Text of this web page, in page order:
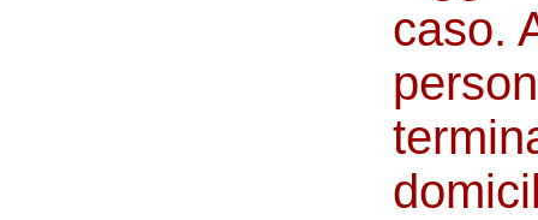
caso.